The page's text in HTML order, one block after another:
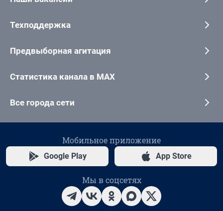
Техподдержка
Предвыборная агитация
Статистика канала в MAX
Все города сети
Мобильное приложение
Google Play App Store
Мы в соцсетях